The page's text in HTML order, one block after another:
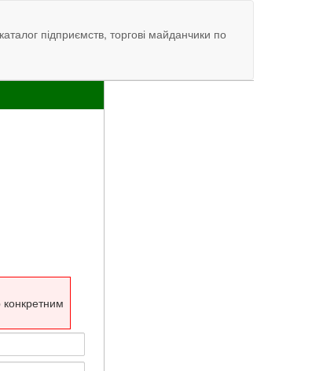
підприємств, торгові майданчики по